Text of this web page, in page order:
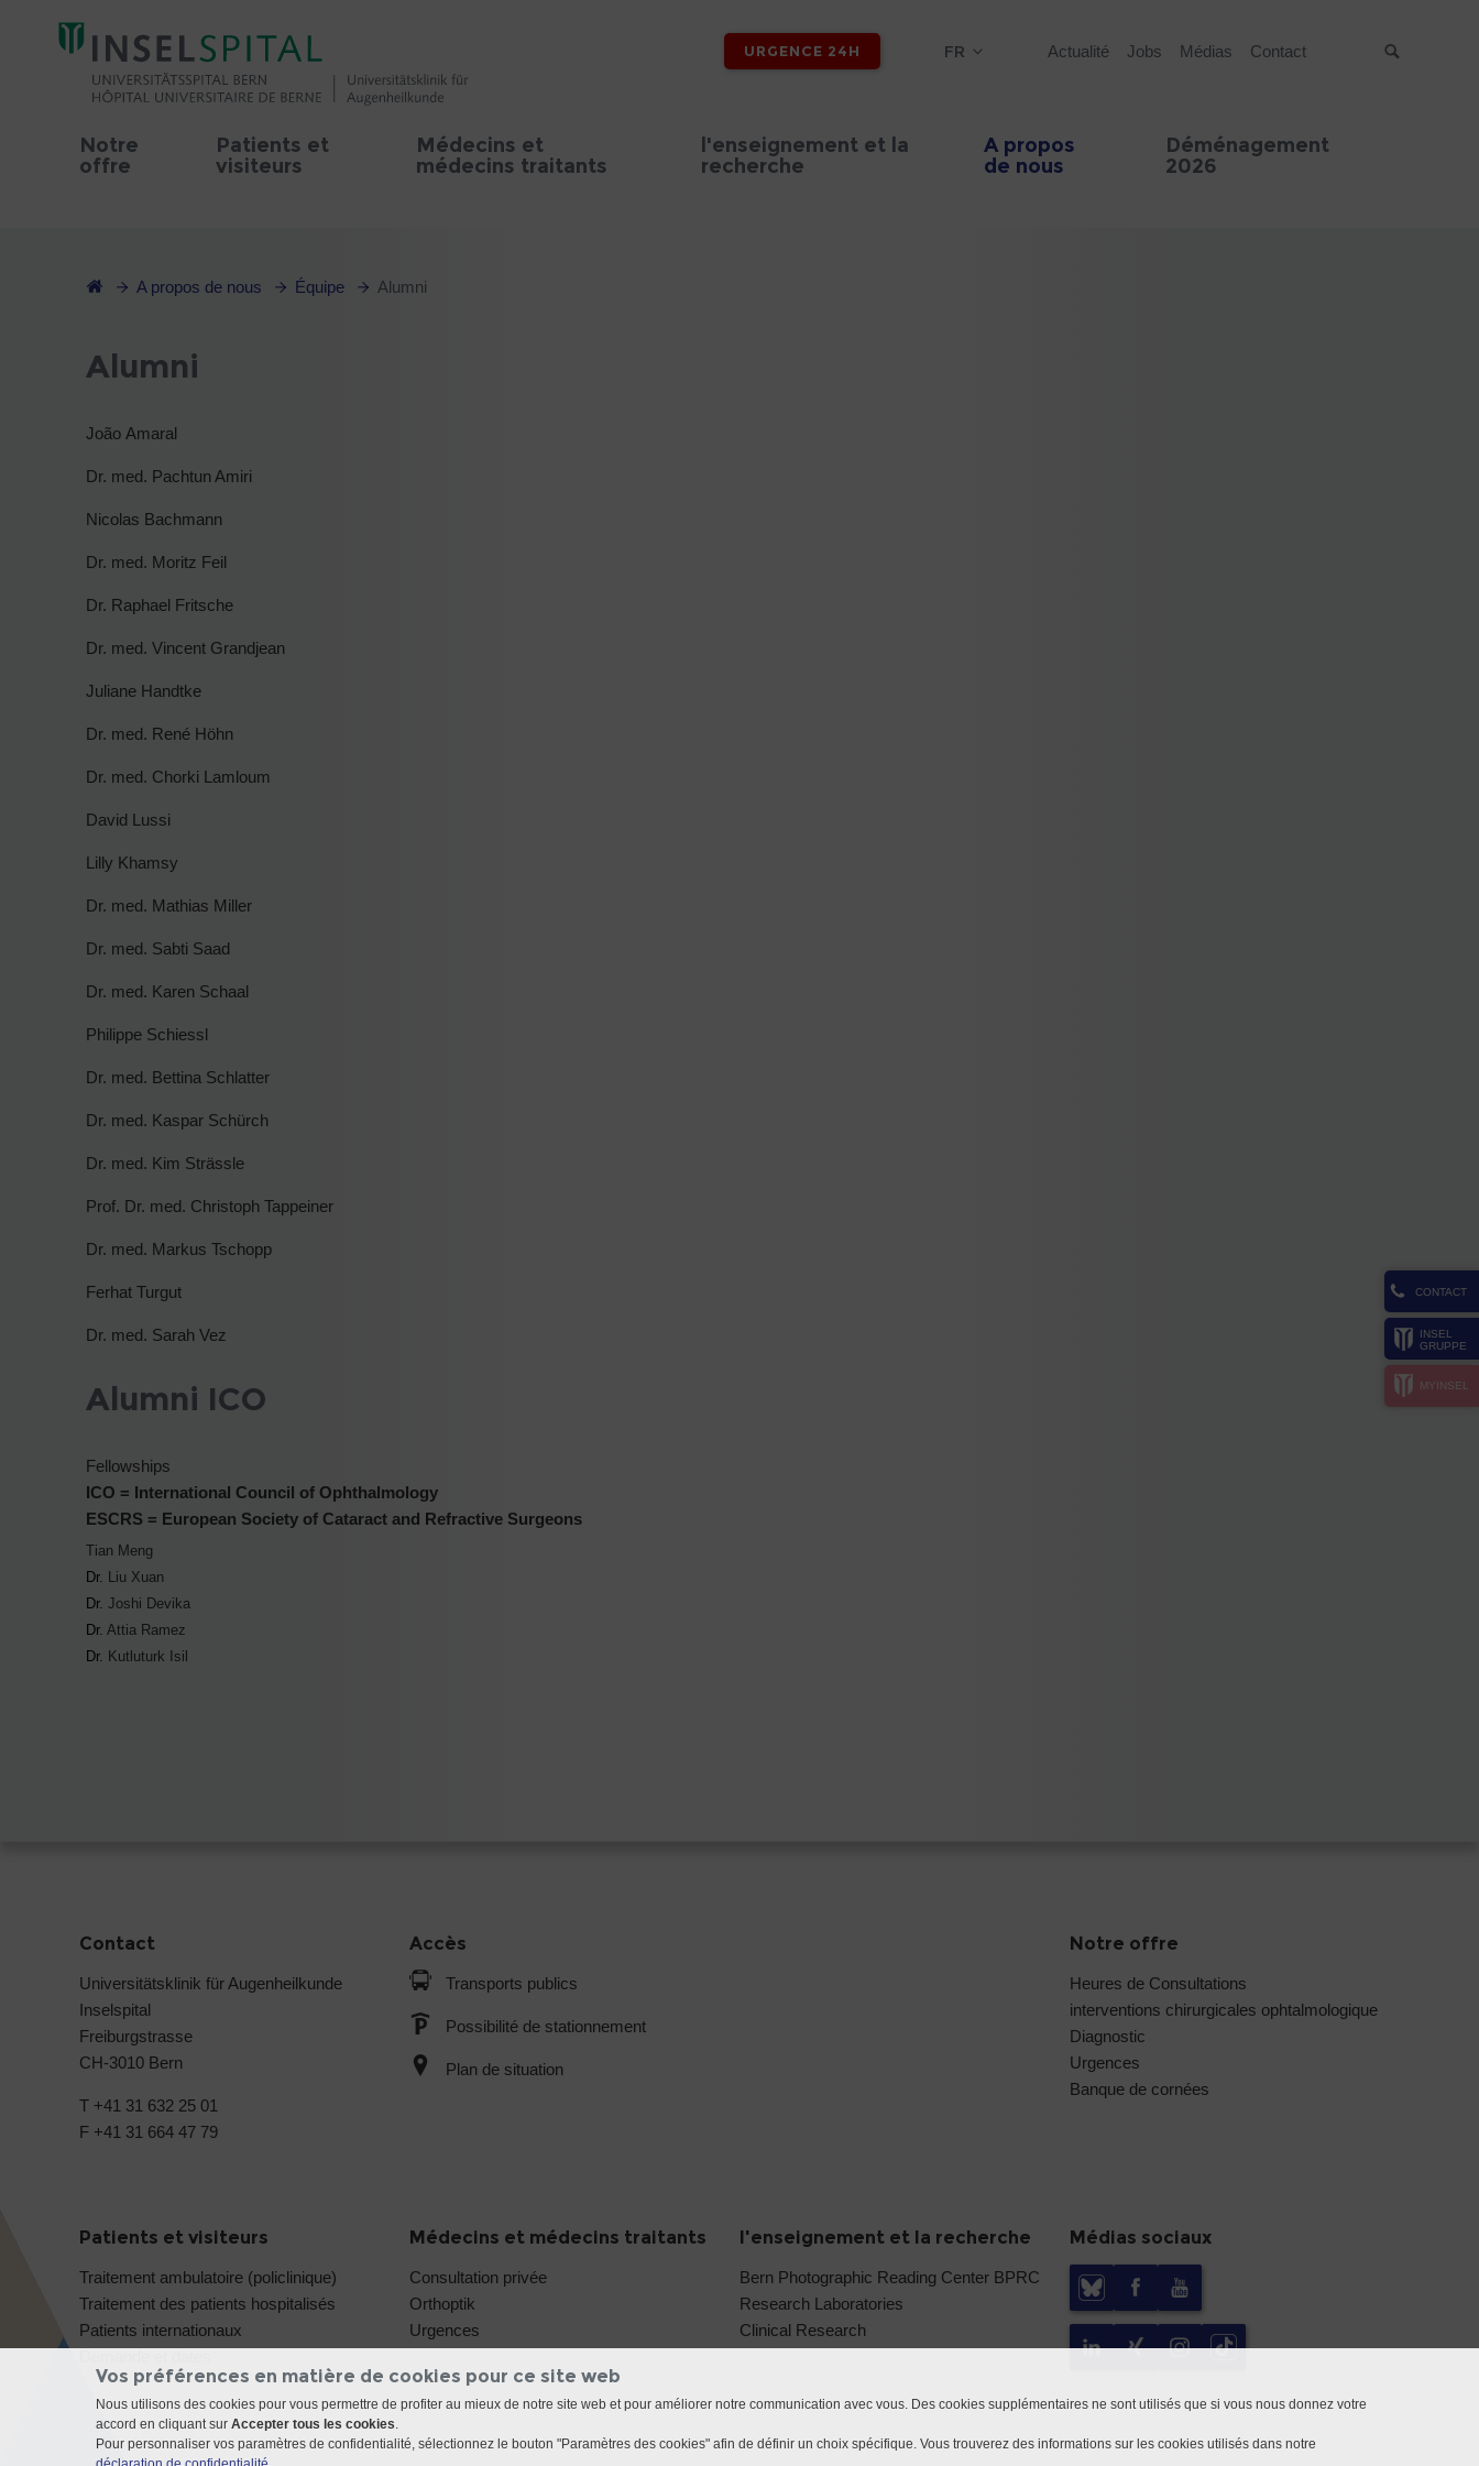
URGENCE 24H FR Actualité Jobs Médias Contact
Notre
offre
Patients et
visiteurs
Médecins et
médecins traitants
l'enseignement et la
recherche
A propos
de nous
Déménagement
2026
CONTACT
INSEL
GRUPPE
MYINSEL
A propos de nous Équipe Alumni
Alumni
João Amaral
Dr. med. Pachtun Amiri
Nicolas Bachmann
Dr. med. Moritz Feil
Dr. Raphael Fritsche
Dr. med. Vincent Grandjean
Juliane Handtke
Dr. med. René Höhn
Dr. med. Chorki Lamloum
David Lussi
Lilly Khamsy
Dr. med. Mathias Miller
Dr. med. Sabti Saad
Dr. med. Karen Schaal
Philippe Schiessl
Dr. med. Bettina Schlatter
Dr. med. Kaspar Schürch
Dr. med. Kim Strässle
Prof. Dr. med. Christoph Tappeiner
Dr. med. Markus Tschopp
Ferhat Turgut
Dr. med. Sarah Vez
Alumni ICO
Fellowships
ICO = International Council of Ophthalmology
ESCRS = European Society of Cataract and Refractive Surgeons
Tian Meng
Dr.
Liu Xuan
Dr. Joshi Devika
Dr. Attia Ramez
Dr. Kutluturk Isil
Contact
Universitätsklinik für Augenheilkunde
Inselspital
Freiburgstrasse
CH-3010 Bern
T +41 31 632 25 01
F +41 31 664 47 79
Accès
Transports publics
Possibilité de stationnement
Plan de situation
Notre offre
Heures de Consultations
interventions chirurgicales ophtalmologique
Diagnostic
Urgences
Banque de cornées
Patients et visiteurs
Traitement ambulatoire (policlinique)
Traitement des patients hospitalisés
Patients internationaux
Médecins et médecins traitants
Consultation privée
Orthoptik
Urgences
l'enseignement et la recherche
Bern Photographic Reading Center BPRC
Research Laboratories
Clinical Research
Médias sociaux
Vos préférences en matière de cookies pour ce site web
Nous utilisons des cookies pour vous permettre de profiter au mieux de notre site web et pour améliorer notre communication avec vous. Des cookies supplémentaires ne sont utilisés que si vous nous donnez votre
accord en cliquant sur Accepter tous les cookies.
Pour personnaliser vos paramètres de confidentialité, sélectionnez le bouton "Paramètres des cookies" afin de définir un choix spécifique. Vous trouverez des informations sur les cookies utilisés dans notre